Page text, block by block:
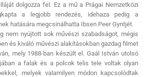
dolgozza fel. Ez a mű a Prágai Nemzetközi
a legjobb rendezés, idehaza pedig a
hatására megcsinálhatta Ibsen Peer Gyntjét.
nem nyújtott sok művészi szabadságot, mégis
és kiváló művészi alakításokban gazdag filmet
mely 1988-ban készült el. Gaál István utolsó
a falak és a polcok telis tele voltak olyan
melyek valamilyen módon kapcsolódtak